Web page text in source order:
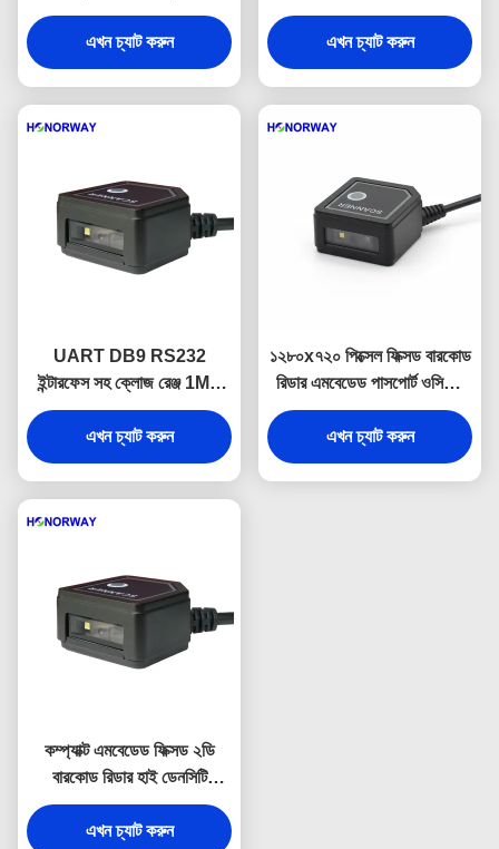
মাউন্ট বারকোড রিডার 1D 2D QR
এখন চ্যাট করুন
এখন চ্যাট করুন
UART DB9 RS232
ইন্টারফেস সহ ক্লোজ রেঞ্জ 1MP
ক্যামেরা ফিক্সড বারকোড রিডার
মডিউল
এখন চ্যাট করুন
১২৮০x৭২০ পিক্সেল ফিক্সড বারকোড
রিডার এমবেডেড পাসপোর্ট ওসিআর
ওয়াইড অ্যাঙ্গেল বারকোড স্ক্যানার
এখন চ্যাট করুন
কম্প্যাক্ট এমবেডেড ফিক্সড ২ডি
বারকোড রিডার হাই ডেনসিটি
পিডিএফ৪১৭ ড্রাইভার লাইসেন্সের
জন্য
এখন চ্যাট করুন